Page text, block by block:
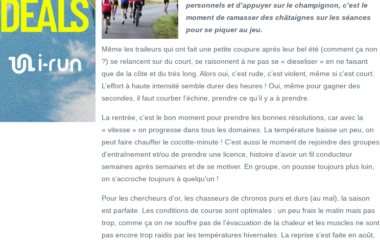
personnels et d’appuyer sur le champignon, c’est le
moment de ramasser des châtaignes sur les séances
pour se piquer au jeu.
Même les traileurs qui ont fait une petite coupure après leur bel été (comment ça non
?) se relancent sur du court, se raisonnent à ne pas se « dieseliser » en ne faisant
que de la côte et du très long. Alors oui, c’est rude, c’est violent, même si c’est court.
L’effort à haute intensité semble durer des heures ! Oui, même pour gagner des
secondes, il faut courber l’échine, prendre ce qu’il y a à prendre.
La rentrée, c’est le bon moment pour prendre les bonnes résolutions, car avec la
« vitesse » on progresse dans tous les domaines. La température baisse un peu, on
peut faire chauffer le cocotte-minute ! C’est aussi le moment de rejoindre des groupes
d’entraînement et/ou de prendre une licence, histoire d’avoir un fil conducteur
semaines après semaines et de se motiver. En groupe, on pousse toujours plus loin,
on s’accroche toujours à quelqu’un !
Pour les chercheurs d’or, les chasseurs de chronos purs et durs (au mal), la saison
est parfaite. Les conditions de course sont optimales : un peu frais le matin mais pas
trop, comme ça on ne souffre pas de l’évacuation de la chaleur et les muscles ne sont
pas encore trop raidis par les températures hivernales. La reprise s’est faite en août,